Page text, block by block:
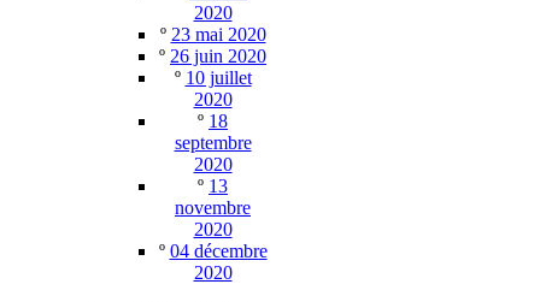
2020
º 23 mai 2020
º 26 juin 2020
º 10 juillet
2020
º 18
septembre
2020
º 13
novembre
2020
º 04 décembre
2020